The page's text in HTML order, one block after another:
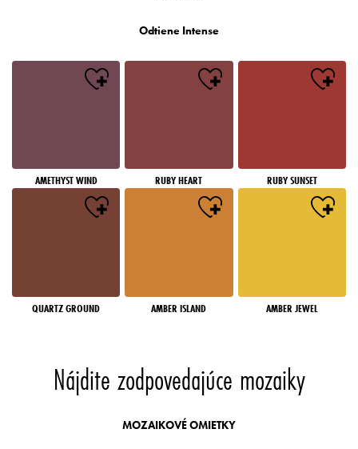
Odtiene Intense
AMETHYST WIND RUBY HEART RUBY SUNSET
QUARTZ GROUND AMBER ISLAND AMBER JEWEL
Nájdite zodpovedajúce mozaiky
MOZAIKOVÉ OMIETKY